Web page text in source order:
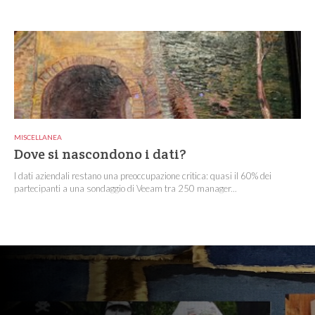
MISCELLANEA
Dove si nascondono i dati?
I dati aziendali restano una preoccupazione critica: quasi il 60% dei
partecipanti a una sondaggio di Veeam tra 250 manager...